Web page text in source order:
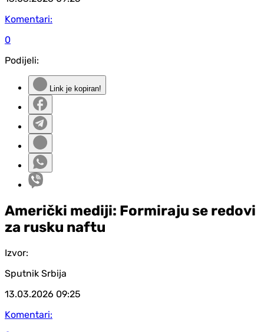
Komentari:
0
Podijeli:
Link je kopiran!
Američki mediji: Formiraju se redovi
za rusku naftu
Izvor:
Sputnik Srbija
13.03.2026 09:25
Komentari: